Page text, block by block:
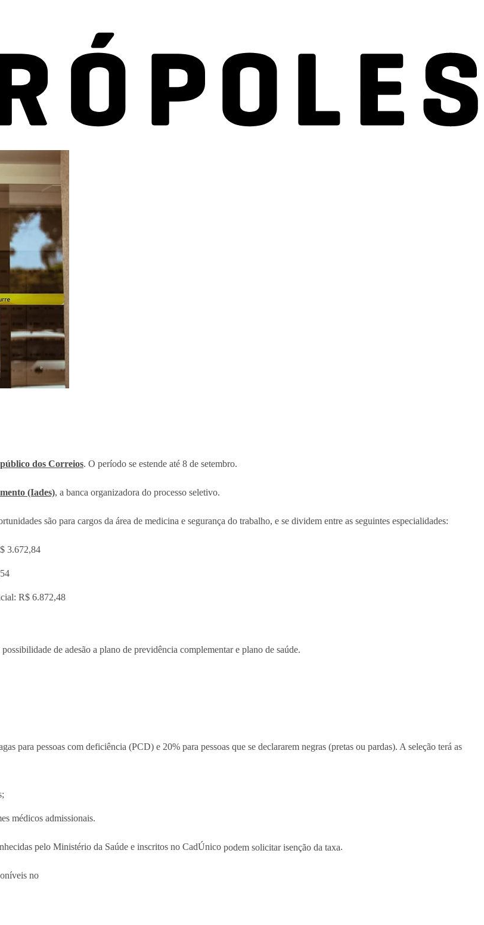
dos Correios. O período se estende até 8 de setembro.
(Iades), a banca organizadora do processo seletivo.
são para cargos da área de medicina e segurança do trabalho, e se dividem entre as seguintes especialidades:
3.672,84
R$ 6.872,48
de adesão a plano de previdência complementar e plano de saúde.
para pessoas com deficiência (PCD) e 20% para pessoas que se declararem negras (pretas ou pardas). A seleção terá as
médicos admissionais.
pelo Ministério da Saúde e inscritos no CadÚnico podem solicitar isenção da taxa.
no